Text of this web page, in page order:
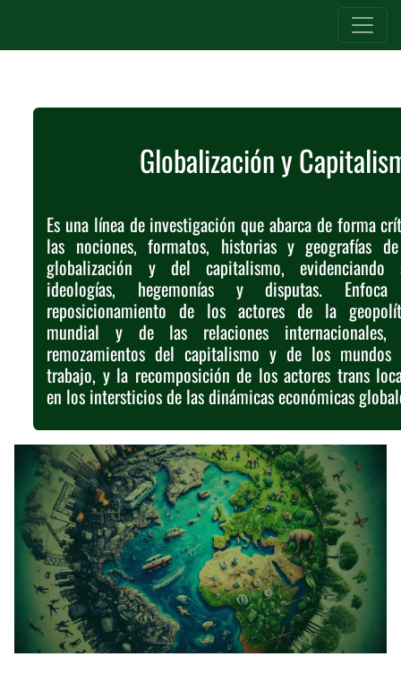
Globalización y
Es una línea de investigación que abarca de forma
las nociones, formatos, historias y geografías
globalización y del capitalismo, evidenciando
ideologías, hegemonías y disputas.
reposicionamiento de los actores de la
mundial y de las relaciones internacionales,
remozamientos del capitalismo y de los mundos
trabajo, y la recomposición de los actores trans
en los intersticios de las dinámicas económicas